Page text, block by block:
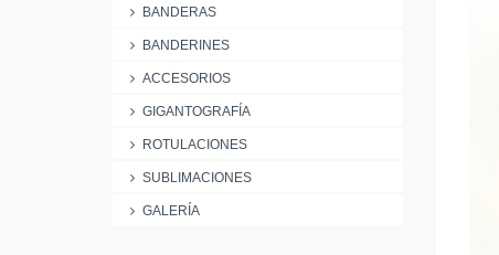
BANDERAS
BANDERINES
ACCESORIOS
GIGANTOGRAFÍA
ROTULACIONES
SUBLIMACIONES
GALERÍA